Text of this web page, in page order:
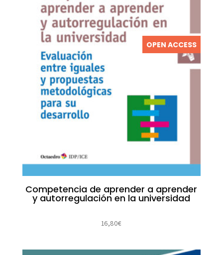
OPEN ACCESS
Competencia de aprender a aprender
y autorregulación en la universidad
16,80€